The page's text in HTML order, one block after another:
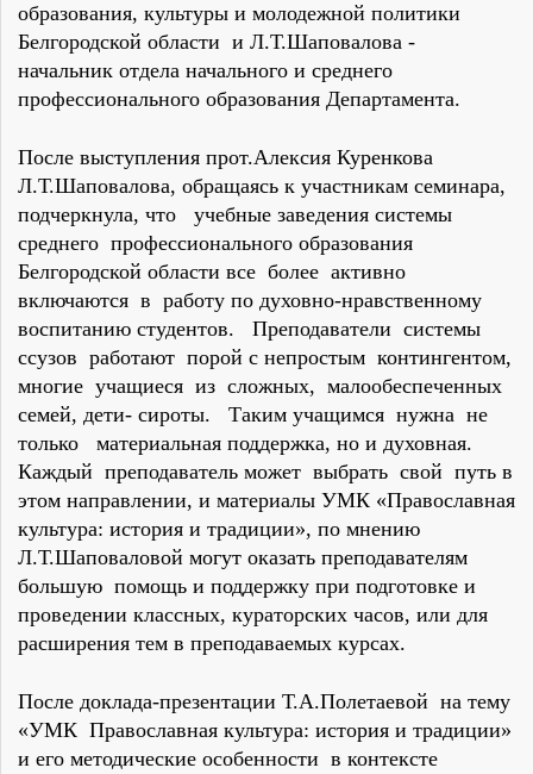
образования, культуры и молодежной политики
Белгородской области и Л.Т.Шаповалова -
начальник отдела начального и среднего
профессионального образования Департамента.
После выступления прот.Алексия Куренкова
Л.Т.Шаповалова, обращаясь к участникам семинара,
подчеркнула, что учебные заведения системы
среднего профессионального образования
Белгородской области все более активно
включаются в работу по духовно-нравственному
воспитанию студентов. Преподаватели системы
ссузов работают порой с непростым контингентом,
многие учащиеся из сложных, малообеспеченных
семей, дети- сироты. Таким учащимся нужна не
только материальная поддержка, но и духовная.
Каждый преподаватель может выбрать свой путь в
этом направлении, и материалы УМК «Православная
культура: история и традиции», по мнению
Л.Т.Шаповаловой могут оказать преподавателям
большую помощь и поддержку при подготовке и
проведении классных, кураторских часов, или для
расширения тем в преподаваемых курсах.
После доклада-презентации Т.А.Полетаевой на тему
«УМК Православная культура: история и традиции»
и его методические особенности в контексте